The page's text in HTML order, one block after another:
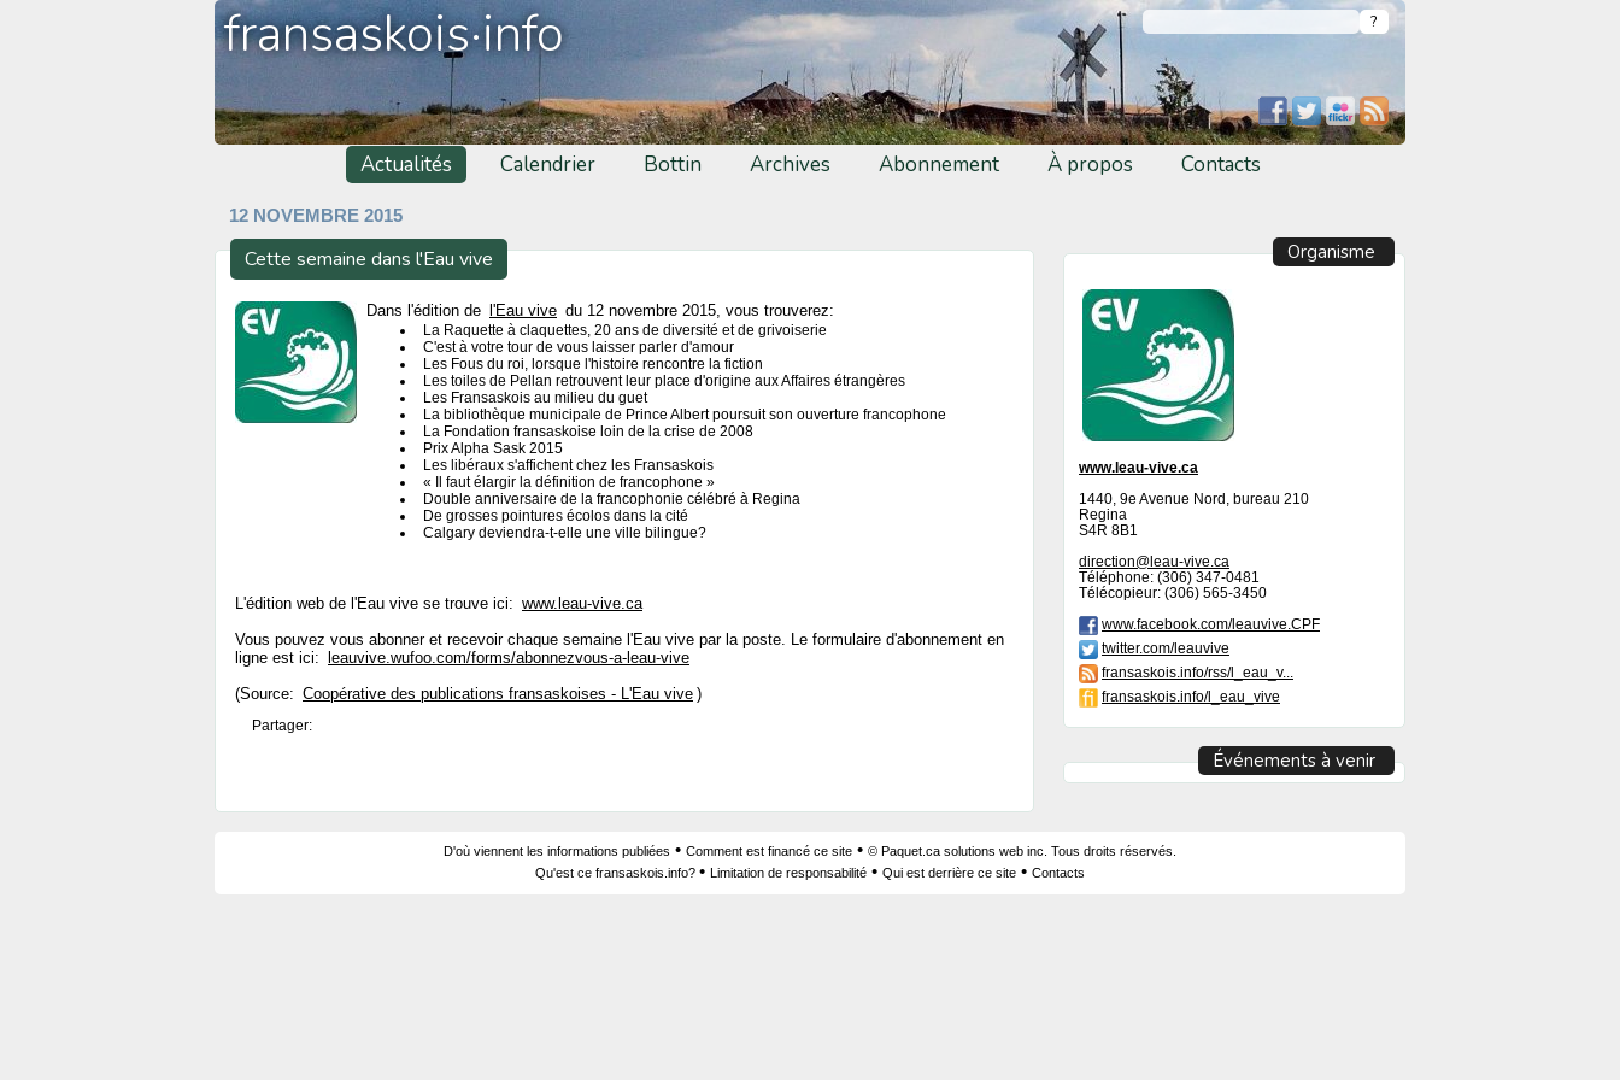
fransaskois·info
Actualités Calendrier Bottin Archives Abonnement À propos Contacts
12 NOVEMBRE 2015
Cette semaine dans l'Eau vive
Dans l'édition de l'Eau vive du 12 novembre 2015, vous trouverez:
La Raquette à claquettes, 20 ans de diversité et de grivoiserie
C'est à votre tour de vous laisser parler d'amour
Les Fous du roi, lorsque l'histoire rencontre la fiction
Les toiles de Pellan retrouvent leur place d'origine aux Affaires étrangères
Les Fransaskois au milieu du guet
La bibliothèque municipale de Prince Albert poursuit son ouverture francophone
La Fondation fransaskoise loin de la crise de 2008
Prix Alpha Sask 2015
Les libéraux s'affichent chez les Fransaskois
« Il faut élargir la définition de francophone »
Double anniversaire de la francophonie célébré à Regina
De grosses pointures écolos dans la cité
Calgary deviendra-t-elle une ville bilingue?
L'édition web de l'Eau vive se trouve ici: www.leau-vive.ca
Vous pouvez vous abonner et recevoir chaque semaine l'Eau vive par la poste. Le formulaire d'abonnement en
ligne est ici:
leauvive.wufoo.com/forms/abonnezvous-a-leau-vive
(Source: Coopérative des publications fransaskoises - L'Eau vive )
Partager:
Organisme
www.leau-vive.ca
1440, 9e Avenue Nord, bureau 210
Regina
S4R 8B1
direction@leau-vive.ca
Téléphone: (306) 347-0481
Télécopieur: (306) 565-3450
www.facebook.com/leauvive.CPF
twitter.com/leauvive
fransaskois.info/rss/l_eau_v...
fransaskois.info/l_eau_vive
Événements à venir
D'où viennent les informations publiées • Comment est financé ce site • © Paquet.ca solutions web inc. Tous droits réservés.
Qu'est ce fransaskois.info? • Limitation de responsabilité • Qui est derrière ce site • Contacts